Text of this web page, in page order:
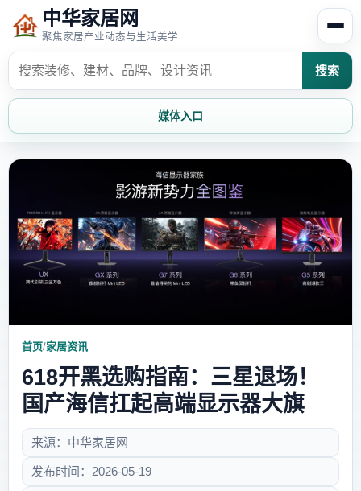
中华家居网
聚焦家居产业动态与生活美学
搜索
媒体入口
家居资讯
家居风水 家居欣赏
时尚饰家 装修设计
家装攻略
首页/家居资讯
618开黑选购指南：三星退场！
国产海信扛起高端显示器大旗
来源：中华家居网
发布时间：2026-05-19